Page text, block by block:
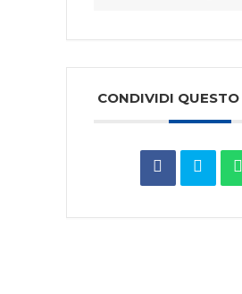
CONDIVIDI